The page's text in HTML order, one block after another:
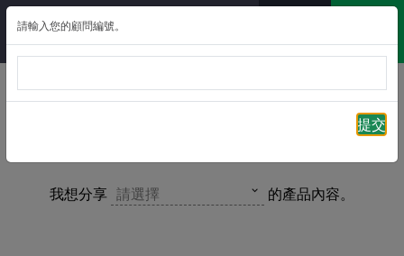
返回
我想分享 請選擇 的產品內容。
請輸入您的顧問編號。
提交